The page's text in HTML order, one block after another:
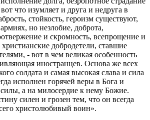
что изумляет и друга и недруга в
стойкость, героизм существуют,
но незлобие, доброта,
и скромность, всепрощение и
добродетели, ставшие
- вот в чем великая особенность
иностранцев. Основа же всех
солдата и самая высокая слава и сила
исполнен горячей веры в Бога и
а на милосердие к нему Божие.
силен и грозен тем, что он всегда
христолюбивый воин».